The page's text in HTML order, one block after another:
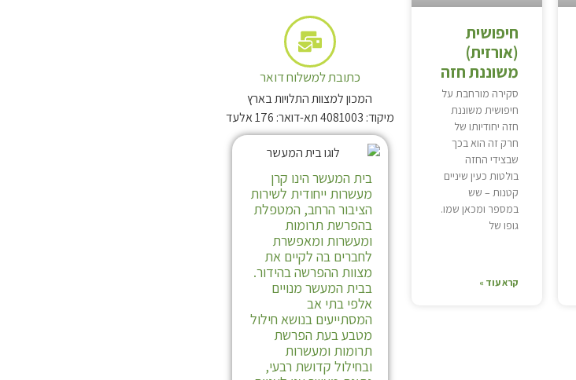
חיפושית
(אורזית)
משוננת חזה
סקירה מורחבת על
חיפושית משוננת
חזה יחודיותו של
חרק זה הוא בכך
שבצידי החזה
בולטות כעין שיניים
קטנות – שש
במספר ומכאן שמו.
גופו של
קרא עוד »
כתובת למשלוח דואר
המכון למצוות התלויות בארץ
מיקוד: 4081003 תא-דואר: 176 אלעד
בית המעשר הינו קרן
מעשרות ייחודית לשירות
הציבור הרחב, המטפלת
בהפרשת תרומות
ומעשרות ומאפשרת
לחברים בה לקיים את
מצוות ההפרשה בהידור.
בבית המעשר מנויים
אלפי בתי אב
המסתייעים בנושא חילול
מטבע בעת הפרשת
תרומות ומעשרות
ובחילול קדושת רבעי,